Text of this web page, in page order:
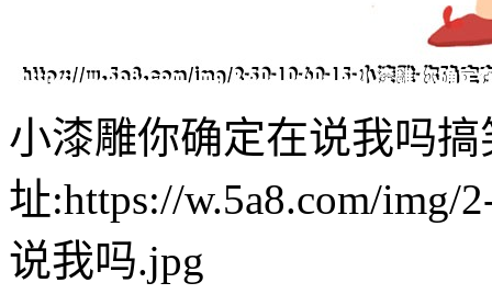
小漆雕你确定在说我吗
址:https://w.5a8.com/img/
说我吗.jpg